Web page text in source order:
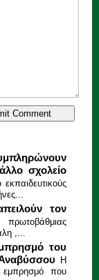
σχολείο
τον
,...
του
Η
που